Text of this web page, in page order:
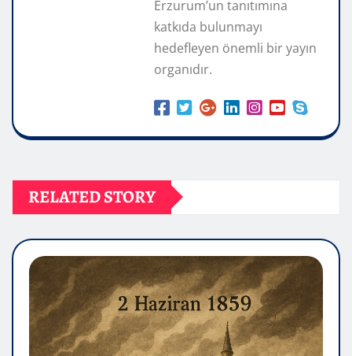
Erzurum’un tanıtımına
katkıda bulunmayı
hedefleyen önemli bir yayın
organıdır.
RELATED STORY